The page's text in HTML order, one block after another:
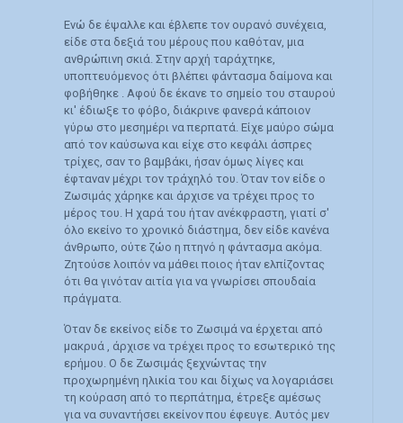
Ενώ δε έψαλλε και έβλεπε τον ουρανό συνέχεια,
είδε στα δεξιά του μέρους που καθόταν, μια
ανθρώπινη σκιά. Στην αρχή ταράχτηκε,
υποπτευόμενος ότι βλέπει φάντασμα δαίμονα και
φοβήθηκε . Αφού δε έκανε το σημείο του σταυρού
κι' έδιωξε το φόβο, διάκρινε φανερά κάποιον
γύρω στο μεσημέρι να περπατά. Είχε μαύρο σώμα
από τον καύσωνα και είχε στο κεφάλι άσπρες
τρίχες, σαν το βαμβάκι, ήσαν όμως λίγες και
έφταναν μέχρι τον τράχηλό του. Όταν τον είδε ο
Ζωσιμάς χάρηκε και άρχισε να τρέχει προς το
μέρος του. Η χαρά του ήταν ανέκφραστη, γιατί σ'
όλο εκείνο το χρονικό διάστημα, δεν είδε κανένα
άνθρωπο, ούτε ζώο η πτηνό η φάντασμα ακόμα.
Ζητούσε λοιπόν να μάθει ποιος ήταν ελπίζοντας
ότι θα γινόταν αιτία για να γνωρίσει σπουδαία
πράγματα.
Όταν δε εκείνος είδε το Ζωσιμά να έρχεται από
μακρυά , άρχισε να τρέχει προς το εσωτερικό της
ερήμου. Ο δε Ζωσιμάς ξεχνώντας την
προχωρημένη ηλικία του και δίχως να λογαριάσει
τη κούραση από το περπάτημα, έτρεξε αμέσως
για να συναντήσει εκείνον που έφευγε. Αυτός μεν